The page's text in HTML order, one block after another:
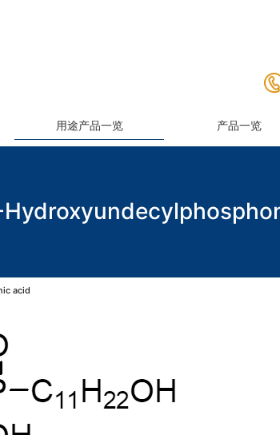
acid
用途产品一览 产品一览